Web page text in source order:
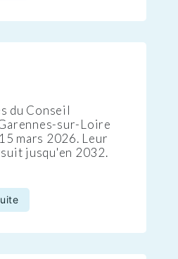
du Conseil
sur-Loire
mars 2026. Leur
jusqu'en 2032.